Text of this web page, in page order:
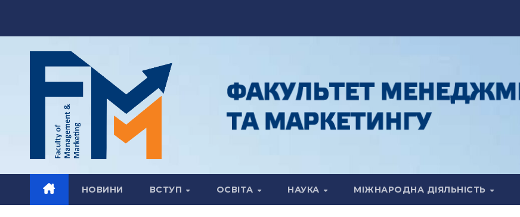
НОВИНИ ВСТУП ОСВІТА НАУКА МІЖНАРОДНА ДІЯЛЬНІСТЬ